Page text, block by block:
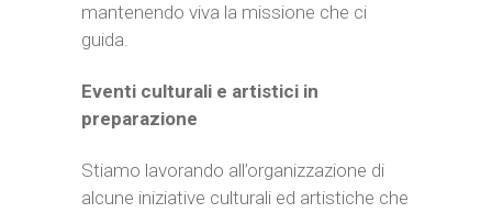
mantenendo viva la missione che ci
guida.
Eventi culturali e artistici in
preparazione
Stiamo lavorando all’organizzazione di
alcune iniziative culturali ed artistiche che